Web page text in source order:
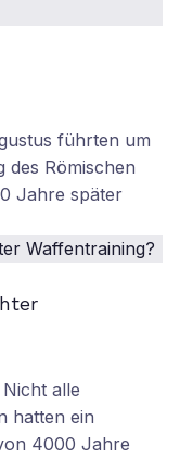
führten um
des Römischen
Jahre später
alle
hatten ein
4000 Jahre